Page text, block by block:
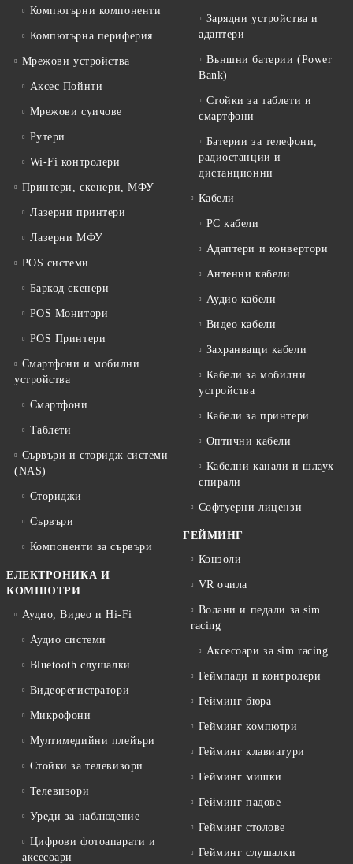
Компютърни компоненти
Компютърна периферия
Мрежови устройства
Аксес Пойнти
Мрежови суичове
Рутери
Wi-Fi контролери
Принтери, скенери, МФУ
Лазерни принтери
Лазерни МФУ
POS системи
Баркод скенери
POS Монитори
POS Принтери
Смартфони и мобилни
устройства
Смартфони
Таблети
Сървъри и сторидж системи
(NAS)
Сториджи
Сървъри
Компоненти за сървъри
ЕЛЕКТРОНИКА И
КОМПЮТРИ
Аудио, Видео и Hi-Fi
Аудио системи
Bluetooth слушалки
Видеорегистратори
Микрофони
Мултимедийни плейъри
Стойки за телевизори
Телевизори
Уреди за наблюдение
Цифрови фотоапарати и
аксесоари
Зарядни устройства и
адаптери
Външни батерии (Power
Bank)
Стойки за таблети и
смартфони
Батерии за телефони,
радиостанции и
дистанционни
Кабели
PC кабели
Адаптери и конвертори
Антенни кабели
Аудио кабели
Видео кабели
Захранващи кабели
Кабели за мобилни
устройства
Кабели за принтери
Оптични кабели
Кабелни канали и шлаух
спирали
Софтуерни лицензи
ГЕЙМИНГ
Конзоли
VR очила
Волани и педали за sim
racing
Аксесоари за sim racing
Геймпади и контролери
Гейминг бюра
Гейминг компютри
Гейминг клавиатури
Гейминг мишки
Гейминг падове
Гейминг столове
Гейминг слушалки